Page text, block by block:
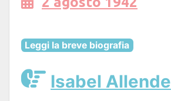
Leggi la breve biografia
Isabel Allende